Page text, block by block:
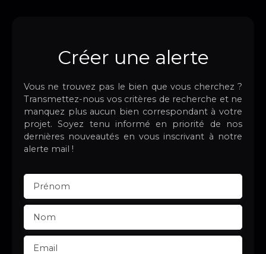
Créer une alerte
Vous ne trouvez pas le bien que vous cherchez ?
Transmettez-nous vos critères de recherche et ne
manquez plus aucun bien correspondant à votre
projet. Soyez tenu informé en priorité de nos
dernières nouveautés en vous inscrivant à notre
alerte mail !
Prénom
Nom
Email